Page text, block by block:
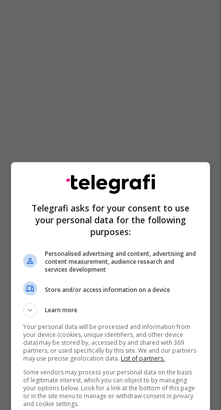
Telegrafi asks for your consent to use
your personal data for the following
purposes:
Personalised advertising and content, advertising and
content measurement, audience research and
services development
Store and/or access information on a device
Learn more
Your personal data will be processed and information from
your device (cookies, unique identifiers, and other device
data) may be stored by, accessed by and shared with 369
partners, or used specifically by this site. We and our partners
may use precise geolocation data. List of partners.
Some vendors may process your personal data on the basis
of legitimate interest, which you can object to by managing
your options below. Look for a link at the bottom of this page
or in the site menu to manage or withdraw consent in privacy
and cookie settings.